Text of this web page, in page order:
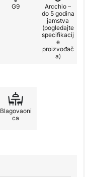
G9
Arcchio –
do 5 godina
jamstva
(pogledajte
specifikacij
e
proizvođač
a)
Blagovaoni
ca